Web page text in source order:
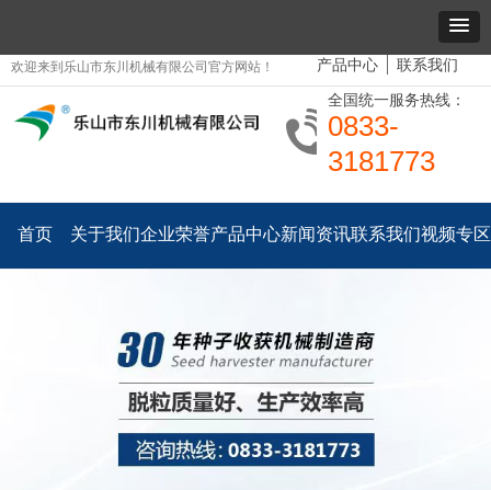
欢迎来到乐山市东川机械有限公司官方网站！ 产品中心 联系我们
全国统一服务热线：
0833-
3181773
首页 关于我们企业荣誉产品中心新闻资讯联系我们视频专区